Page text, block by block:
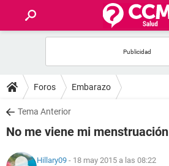
FOROS
SALUD
Foros Embarazo
Tema Anterior
No me viene mi menstruación
Hillary09 - 18 may 2015 a las 08:22